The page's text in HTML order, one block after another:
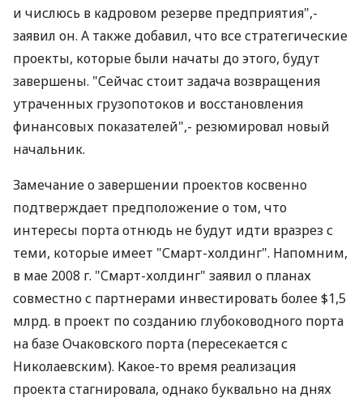
и числюсь в кадровом резерве предприятия",-
заявил он. А также добавил, что все стратегические
проекты, которые были начаты до этого, будут
завершены. "Сейчас стоит задача возвращения
утраченных грузопотоков и восстановления
финансовых показателей",- резюмировал новый
начальник.
Замечание о завершении проектов косвенно
подтверждает предположение о том, что
интересы порта отнюдь не будут идти вразрез с
теми, которые имеет "Смарт-холдинг". Напомним,
в мае 2008 г. "Смарт-холдинг" заявил о планах
совместно с партнерами инвестировать более $1,5
млрд. в проект по созданию глубоководного порта
на базе Очаковского порта (пересекается с
Николаевским). Какое-то время реализация
проекта стагнировала, однако буквально на днях